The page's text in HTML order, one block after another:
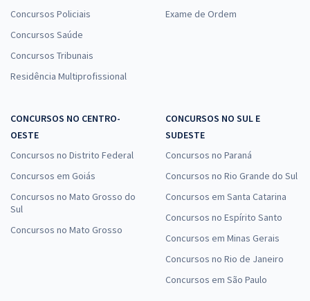
Concursos Policiais
Concursos Saúde
Concursos Tribunais
Residência Multiprofissional
Exame de Ordem
CONCURSOS NO CENTRO-
OESTE
Concursos no Distrito Federal
Concursos em Goiás
Concursos no Mato Grosso do
Sul
Concursos no Mato Grosso
CONCURSOS NO SUL E
SUDESTE
Concursos no Paraná
Concursos no Rio Grande do Sul
Concursos em Santa Catarina
Concursos no Espírito Santo
Concursos em Minas Gerais
Concursos no Rio de Janeiro
Concursos em São Paulo